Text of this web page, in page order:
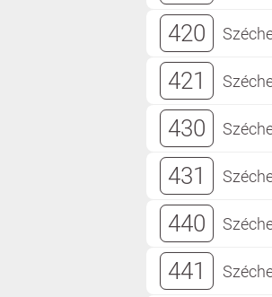
420
421
430
431
440
441